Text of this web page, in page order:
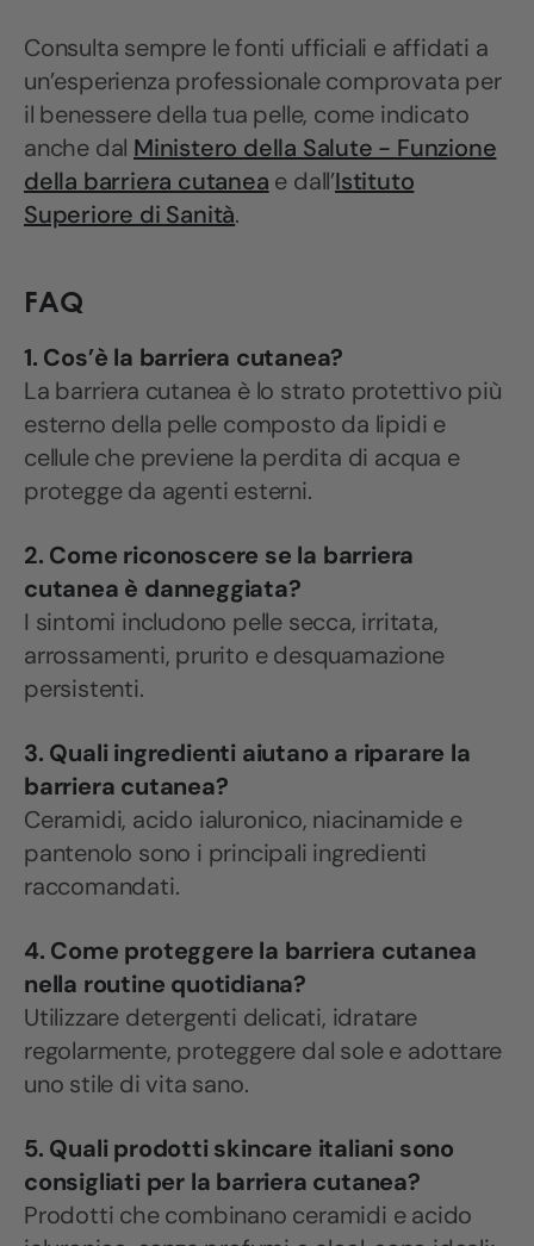
Consulta sempre le fonti ufficiali e affidati a
un’esperienza professionale comprovata per
il benessere della tua pelle, come indicato
anche dal Ministero della Salute - Funzione
della barriera cutanea e dall’Istituto
Superiore di Sanità.
FAQ
1. Cos’è la barriera cutanea?
La barriera cutanea è lo strato protettivo più
esterno della pelle composto da lipidi e
cellule che previene la perdita di acqua e
protegge da agenti esterni.
2. Come riconoscere se la barriera
cutanea è danneggiata?
I sintomi includono pelle secca, irritata,
arrossamenti, prurito e desquamazione
persistenti.
3. Quali ingredienti aiutano a riparare la
barriera cutanea?
Ceramidi, acido ialuronico, niacinamide e
pantenolo sono i principali ingredienti
raccomandati.
4. Come proteggere la barriera cutanea
nella routine quotidiana?
Utilizzare detergenti delicati, idratare
regolarmente, proteggere dal sole e adottare
uno stile di vita sano.
5. Quali prodotti skincare italiani sono
consigliati per la barriera cutanea?
Prodotti che combinano ceramidi e acido